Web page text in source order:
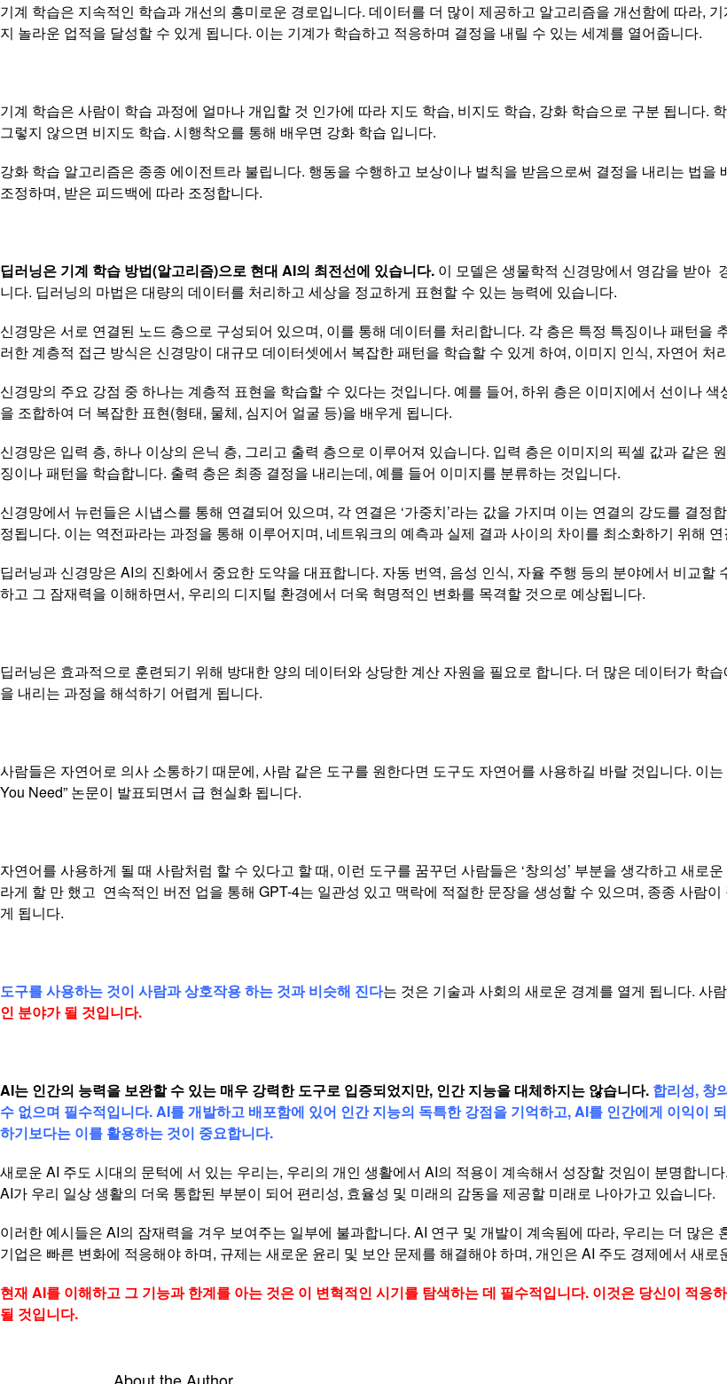
기계 학습은 지속적인 학습과 개선의 흥미로운 경로입니다. 데이터를 더 많이 제공하고 알고리즘을 개선함에 따라,
지 놀라운 업적을 달성할 수 있게 됩니다. 이는 기계가 학습하고 적응하며 결정을 내릴 수 있는 세계를 열어줍니다.
기계 학습은 사람이 학습 과정에 얼마나 개입할 것 인가에 따라 지도 학습, 비지도 학습, 강화 학습으로 구분 됩니다.
그렇지 않으면 비지도 학습. 시행착오를 통해 배우면 강화 학습 입니다.
강화 학습 알고리즘은 종종 에이전트라 불립니다. 행동을 수행하고 보상이나 벌칙을 받음으로써 결정을 내리는 법
조정하며, 받은 피드백에 따라 조정합니다.
딥러닝은 기계 학습 방법(알고리즘)으로 현대 AI의 최전선에 있습니다. 이 모델은 생물학적 신경망에서 영감을 받아
니다. 딥러닝의 마법은 대량의 데이터를 처리하고 세상을 정교하게 표현할 수 있는 능력에 있습니다.
신경망은 서로 연결된 노드 층으로 구성되어 있으며, 이를 통해 데이터를 처리합니다. 각 층은 특정 특징이나 패턴을
러한 계층적 접근 방식은 신경망이 대규모 데이터셋에서 복잡한 패턴을 학습할 수 있게 하여, 이미지 인식, 자연어 처
신경망의 주요 강점 중 하나는 계층적 표현을 학습할 수 있다는 것입니다. 예를 들어, 하위 층은 이미지에서 선이나
을 조합하여 더 복잡한 표현(형태, 물체, 심지어 얼굴 등)을 배우게 됩니다.
신경망은 입력 층, 하나 이상의 은닉 층, 그리고 출력 층으로 이루어져 있습니다. 입력 층은 이미지의 픽셀 값과 같은
징이나 패턴을 학습합니다. 출력 층은 최종 결정을 내리는데, 예를 들어 이미지를 분류하는 것입니다.
신경망에서 뉴런들은 시냅스를 통해 연결되어 있으며, 각 연결은 ‘가중치’라는 값을 가지며 이는 연결의 강도를 결
정됩니다. 이는 역전파라는 과정을 통해 이루어지며, 네트워크의 예측과 실제 결과 사이의 차이를 최소화하기 위해
딥러닝과 신경망은 AI의 진화에서 중요한 도약을 대표합니다. 자동 번역, 음성 인식, 자율 주행 등의 분야에서 비교
하고 그 잠재력을 이해하면서, 우리의 디지털 환경에서 더욱 혁명적인 변화를 목격할 것으로 예상됩니다.
딥러닝은 효과적으로 훈련되기 위해 방대한 양의 데이터와 상당한 계산 자원을 필요로 합니다. 더 많은 데이터가 학
을 내리는 과정을 해석하기 어렵게 됩니다.
사람들은 자연어로 의사 소통하기 때문에, 사람 같은 도구를 원한다면 도구도 자연어를 사용하길 바랄 것입니다. 이
You Need” 논문이 발표되면서 급 현실화 됩니다.
자연어를 사용하게 될 때 사람처럼 할 수 있다고 할 때, 이런 도구를 꿈꾸던 사람들은 ‘창의성’ 부분을 생각하고 새로
라게 할 만 했고 연속적인 버전 업을 통해 GPT-4는 일관성 있고 맥락에 적절한 문장을 생성할 수 있으며, 종종 사람
게 됩니다.
도구를 사용하는 것이 사람과 상호작용 하는 것과 비슷해 진다는 것은 기술과 사회의 새로운 경계를 열게 됩니다. 사
인 분야가 될 것입니다.
AI는 인간의 능력을 보완할 수 있는 매우 강력한 도구로 입증되었지만, 인간 지능을 대체하지는 않습니다. 합리성, 창
수 없으며 필수적입니다. AI를 개발하고 배포함에 있어 인간 지능의 독특한 강점을 기억하고, AI를 인간에게 이익이
하기보다는 이를 활용하는 것이 중요합니다.
새로운 AI 주도 시대의 문턱에 서 있는 우리는, 우리의 개인 생활에서 AI의 적용이 계속해서 성장할 것임이 분명합니
AI가 우리 일상 생활의 더욱 통합된 부분이 되어 편리성, 효율성 및 미래의 감동을 제공할 미래로 나아가고 있습니다.
이러한 예시들은 AI의 잠재력을 겨우 보여주는 일부에 불과합니다. AI 연구 및 개발이 계속됨에 따라, 우리는 더 많
기업은 빠른 변화에 적응해야 하며, 규제는 새로운 윤리 및 보안 문제를 해결해야 하며, 개인은 AI 주도 경제에서 새로
현재 AI를 이해하고 그 기능과 한계를 아는 것은 이 변혁적인 시기를 탐색하는 데 필수적입니다. 이것은 당신이 적
될 것입니다.